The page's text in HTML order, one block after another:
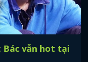
vẫn hot tại